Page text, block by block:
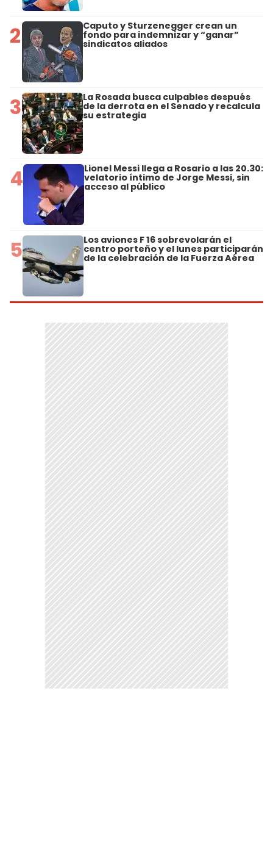
2 Caputo y Sturzenegger crean un
fondo para indemnizar y “ganar”
sindicatos aliados
3 La Rosada busca culpables después
de la derrota en el Senado y recalcula
su estrategia
4 Lionel Messi llega a Rosario a las 20.30:
velatorio íntimo de Jorge Messi, sin
acceso al público
5 Los aviones F 16 sobrevolarán el
centro porteño y el lunes participarán
de la celebración de la Fuerza Aérea